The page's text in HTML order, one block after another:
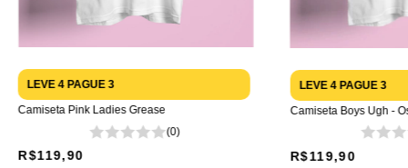
LEVE 4 PAGUE 3
Camiseta Pink Ladies Grease
(0)
R$119,90
LEVE 4 PAGUE 3
Camiseta Boys Ugh -
R$119,90